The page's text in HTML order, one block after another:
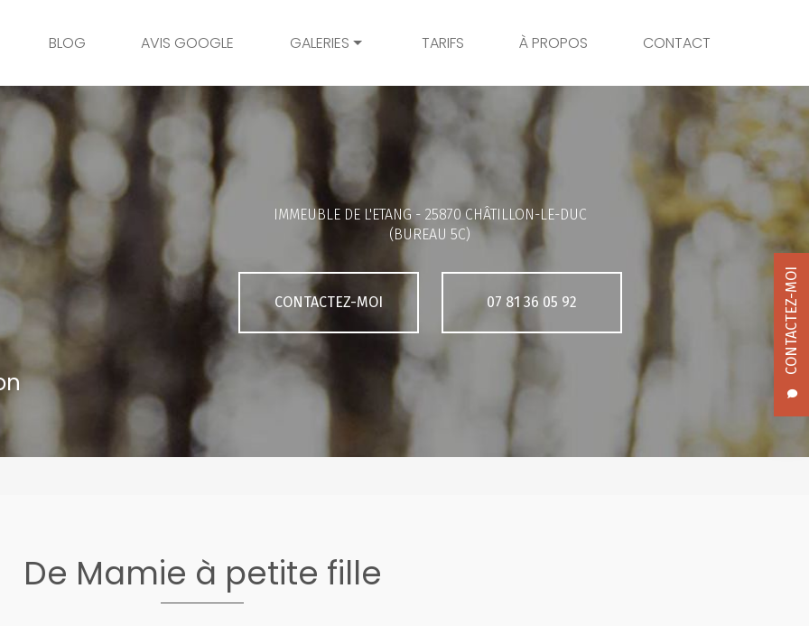
CONTACTEZ-MOI
BLOG AVIS GOOGLE GALERIES
Mariage
Grossesse
Bambins
Portrait
Galerie client
TARIFS À PROPOS CONTACT
IMMEUBLE DE L'ETANG - 25870 CHÂTILLON-LE-DUC
(BUREAU 5C)
CONTACTEZ-MOI 07 81 36 05 92
De Mamie à petite fille